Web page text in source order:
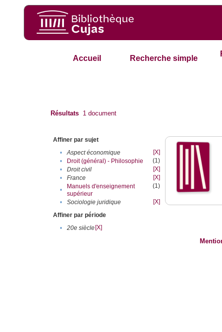
Accueil Recherche simple
Résultats 1 document
Affiner par sujet
•
Aspect économique
[X]
•
Droit (général) - Philosophie
(1)
•
Droit civil
[X]
•
France
[X]
•
Manuels d'enseignement
supérieur
(1)
• Sociologie juridique
[X]
Affiner par période
•
20e siècle[X]